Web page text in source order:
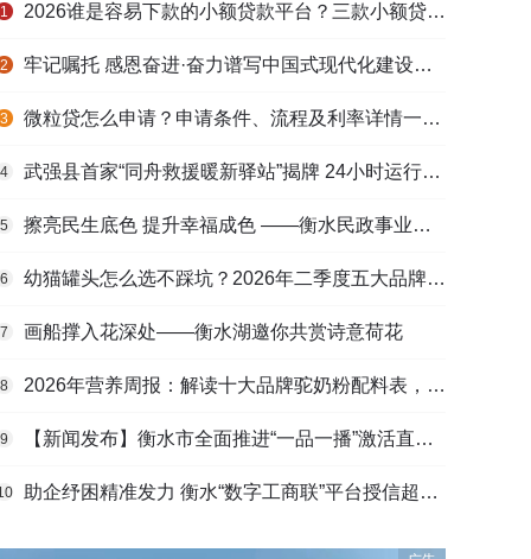
1 2026谁是容易下款的小额贷款平台？三款小额贷款产品全面对比
2 牢记嘱托 感恩奋进·奋力谱写中国式现代化建设河北篇章丨做强特色产业 壮大县域经济
3 微粒贷怎么申请？申请条件、流程及利率详情一文看懂
4 武强县首家“同舟救援暖新驿站”揭牌 24小时运行守护户外劳动者
5 擦亮民生底色 提升幸福成色 ——衡水民政事业高质量发展综述
6 幼猫罐头怎么选不踩坑？2026年二季度五大品牌肠胃适配营养安全
7 画船撑入花深处——衡水湖邀你共赏诗意荷花
8 2026年营养周报：解读十大品牌驼奶粉配料表，识别纯驼乳与益生元
9 【新闻发布】衡水市全面推进“一品一播”激活直播电商发展新动能
助企纾困精准发力 衡水“数字工商联”平台授信超165亿元